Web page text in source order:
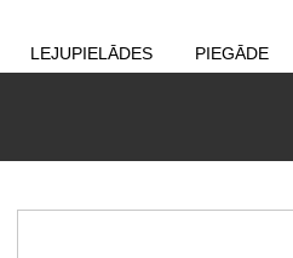
LEJUPIELĀDES PIEGĀDE